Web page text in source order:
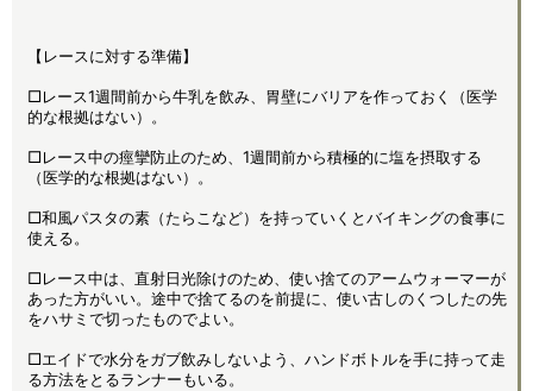
【レースに対する準備】
□レース1週間前から牛乳を飲み、胃壁にバリアを作っておく（医学
的な根拠はない）。
□レース中の痙攣防止のため、1週間前から積極的に塩を摂取する
（医学的な根拠はない）。
□和風パスタの素（たらこなど）を持っていくとバイキングの食事に
使える。
□レース中は、直射日光除けのため、使い捨てのアームウォーマーが
あった方がいい。途中で捨てるのを前提に、使い古しのくつしたの先
をハサミで切ったものでよい。
□エイドで水分をガブ飲みしないよう、ハンドボトルを手に持って走
る方法をとるランナーもいる。